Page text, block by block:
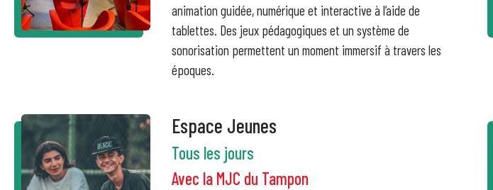
animation guidée, numérique et interactive à l’aide de
tablettes. Des jeux pédagogiques et un système de
sonorisation permettent un moment immersif à travers les
époques.
Espace Jeunes
Tous les jours
Avec la MJC du Tampon